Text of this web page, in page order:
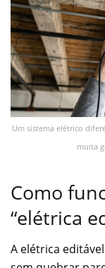
Um sistema elétrico
muita
Como
“elétrica
A elétrica